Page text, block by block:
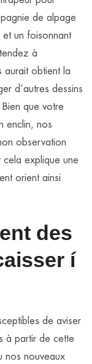
de alpage
un foisonnant
à
aurait obtient la
d’autres dessins
que votre
enclin, nos
observation
cela explique une
orient ainsi
des
í
de aviser
à partir de cette
nos nouveaux